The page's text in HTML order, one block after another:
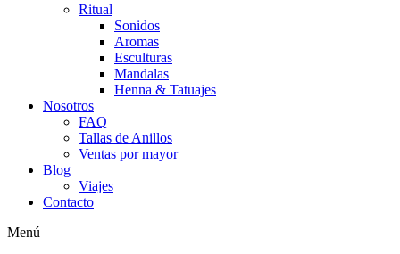
Ritual
Sonidos
Aromas
Esculturas
Mandalas
Henna & Tatuajes
Nosotros
FAQ
Tallas de Anillos
Ventas por mayor
Blog
Viajes
Contacto
Menú